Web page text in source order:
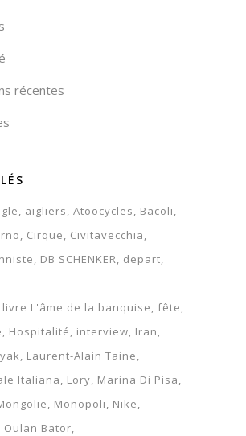
récentes
aigliers Atoocycles
Bacoli
Cirque
Civitavecchia
DB SCHENKER
depart
L'âme de la banquise fête
Hospitalité interview Iran
Laurent-Alain Taine
Italiana
Lory Marina Di Pisa
Monopoli
Nike
Oulan Bator